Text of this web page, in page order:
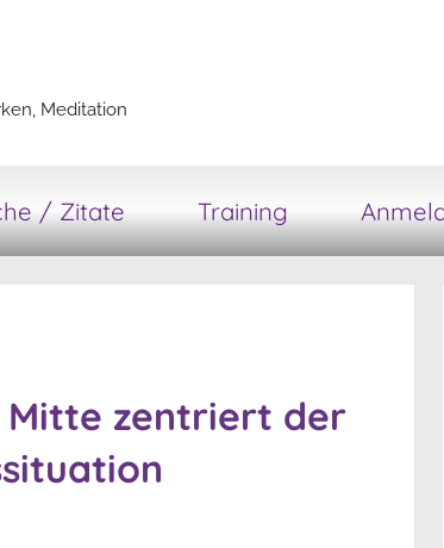
Meditation
/ Zitate Training
Mitte zentriert der